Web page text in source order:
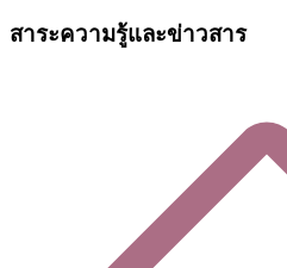
สาระความรู้และข่าวสาร